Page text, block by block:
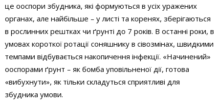
це ооспори збудника, які формуються в усіх уражених
органах, але найбільше – у листі та коренях, зберігаються
в рослинних рештках чи ґрунті до 7 років. В останні роки, в
умовах короткої ротації соняшнику в сівозмінах, швидкими
темпами відбувається накопичення інфекції. «Начинений»
ооспорами ґрунт – як бомба уповільненої дії, готова
«вибухнути», як тільки складуться сприятливі для
збудника умови.